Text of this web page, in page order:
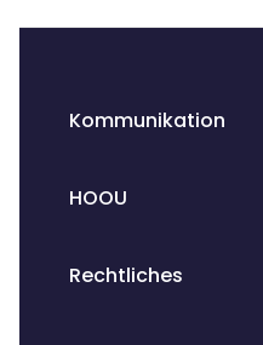
Kommunikation
HOOU
Rechtliches